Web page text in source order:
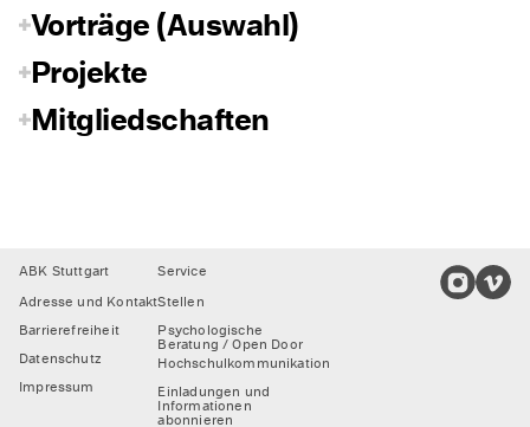
Vorträge (Auswahl)
Projekte
Mitgliedschaften
Footer
ABK Stuttgart
Adresse und Kontakt
Barrierefreiheit
Datenschutz
Impressum
Service
Stellen
Psychologische
Beratung / Open Door
Hochschulkommunikation
Einladungen und
Informationen
abonnieren